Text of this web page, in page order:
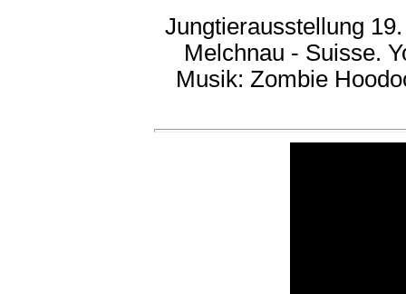
Jungtierausstellung
Melchnau - Suisse.
Musik: Zombie